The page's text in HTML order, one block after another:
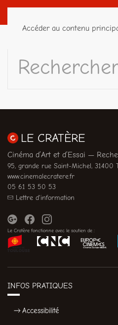
Accéder au contenu
LE CRATÈRE
Cinéma d’Art et d’Essai —
95, grande rue Saint-Michel, 31400
www.cinemalecratere.fr
05 61 53 50 53
Lettre d'information
Le Cratère fonctionne avec le soutien de :
INFOS PRATIQUES
Accessibilité